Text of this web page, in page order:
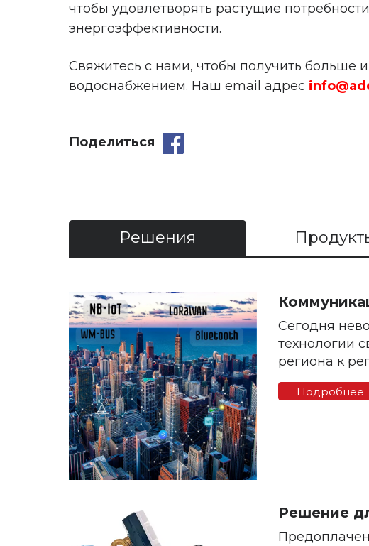
чтобы удовлетворять растущие
энергоэффективности.
Свяжитесь с нами, чтобы получить больше
водоснабжением. Наш email адрес
Поделиться
Решения
Сегодня
технологии
региона к
Подробнее
Решение